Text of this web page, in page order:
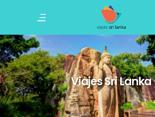
Viajes Sri Lanka